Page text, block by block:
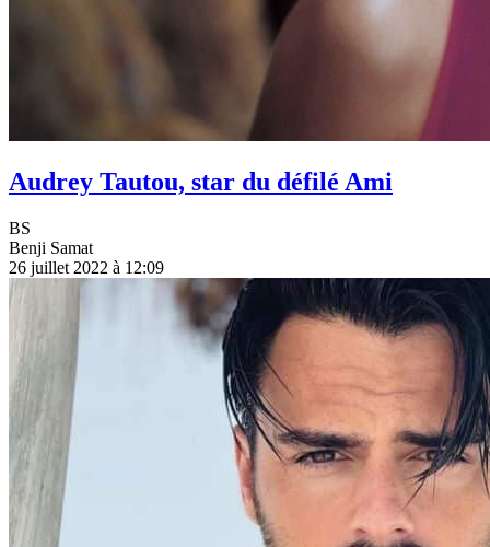
Audrey Tautou, star du défilé Ami
BS
Benji Samat
26 juillet 2022 à 12:09